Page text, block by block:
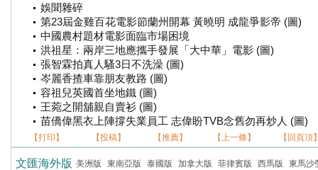
娛聞雜碎
第23屆金雞百花電影節蘭州開幕 黃曉明 成龍爭影帝 (圖)
中國農村題材電影面臨市場困境
洪祖星：兩岸三地應攜手發展「大中華」電影 (圖)
張智霖拍真人騷3日不洗澡 (圖)
岑麗香揸車靠朋友教路 (圖)
容祖兒英國首坐地鐵 (圖)
王菀之開舖親自賣衫 (圖)
苗僑偉黑衣上陣撐失業員工 志偉盼TVB念舊勿再炒人 (圖)
【打印】 【投稿】 【推薦】 【上一條】 【回頁頂
文匯海外版 美洲版 東南亞版 泰國版 加拿大版 菲律賓版 西馬版 東馬沙